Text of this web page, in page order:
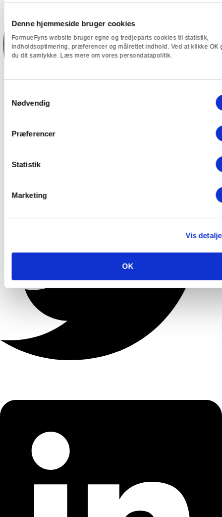
Denne hjemmeside bruger cookies
FormueFyns website bruger egne og tredjeparts cookies til statistik,
indholdsoptimering, præferencer og målrettet indhold. Ved at klikke OK
du dit samtykke. Læs mere om vores persondatapolitik.
Nødvendig
Præferencer
Statistik
Marketing
Vis
OK